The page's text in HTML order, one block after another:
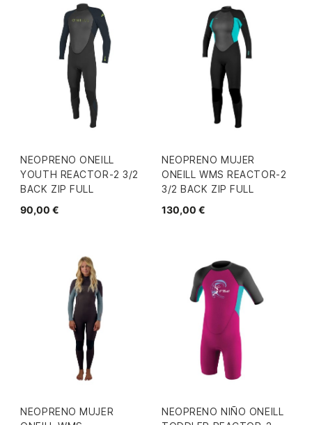
NEOPRENO ONEILL
YOUTH REACTOR-2 3/2
BACK ZIP FULL
90,00 €
NEOPRENO MUJER
ONEILL WMS REACTOR-2
3/2 BACK ZIP FULL
130,00 €
NEOPRENO MUJER
NEOPRENO NIÑO ONEILL